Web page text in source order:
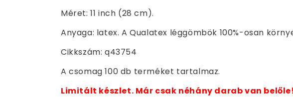
Méret: 11 inch (28 cm).
Anyaga: latex. A Qualatex léggömbök 100%-osan
Cikkszám: q43754
A csomag 100 db terméket tartalmaz.
Limitált készlet. Már csak néhány darab van belőle!